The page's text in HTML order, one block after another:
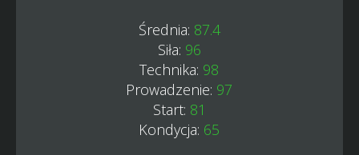
Średnia: 87.4
Siła: 96
Technika: 98
Prowadzenie: 97
Start: 81
Kondycja: 65